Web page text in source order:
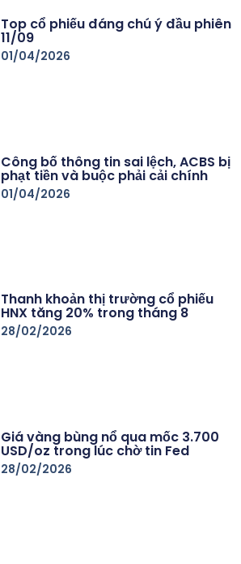
Top cổ phiếu đáng chú ý đầu phiên
11/09
01/04/2026
Công bố thông tin sai lệch, ACBS bị
phạt tiền và buộc phải cải chính
01/04/2026
Thanh khoản thị trường cổ phiếu
HNX tăng 20% trong tháng 8
28/02/2026
Giá vàng bùng nổ qua mốc 3.700
USD/oz trong lúc chờ tin Fed
28/02/2026